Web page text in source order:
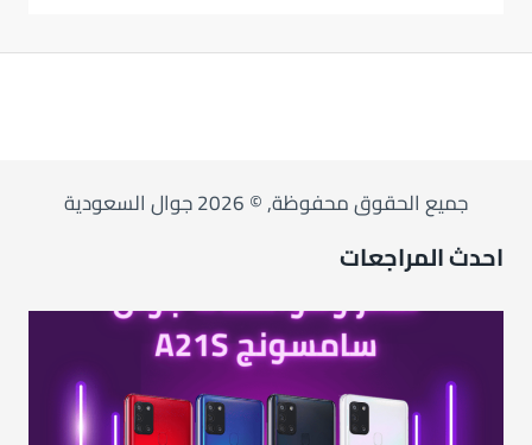
جميع الحقوق محفوظة, © 2026 جوال السعودية
احدث المراجعات